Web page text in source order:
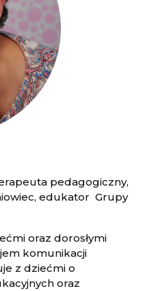
pedagogiczny,
edukator Grupy
oraz dorosłymi
komunikacji
z dziećmi o
oraz